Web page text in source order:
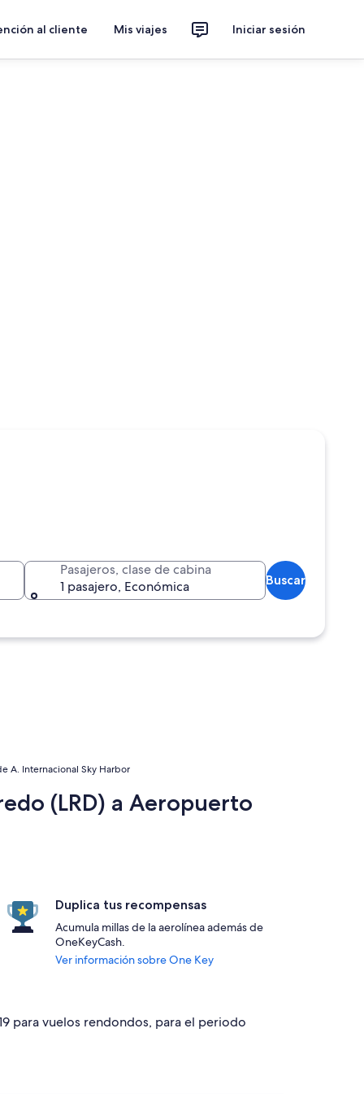
al cliente Mis viajes Iniciar sesión
Pasajeros, clase de cabina
1 pasajero, Económica
Buscar
A. Internacional Sky Harbor
(LRD) a Aeropuerto
Duplica tus recompensas
Acumula millas de la aerolínea además de
OneKeyCash.
Ver información sobre One Key
para vuelos rendondos, para el periodo